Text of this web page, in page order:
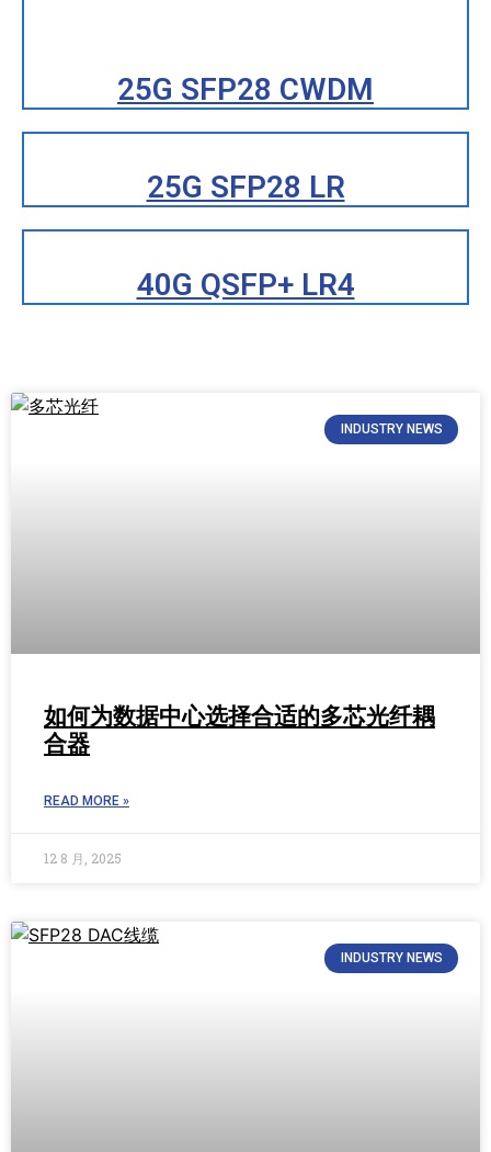
25G SFP28 CWDM
25G SFP28 LR
40G QSFP+ LR4
INDUSTRY NEWS
如何为数据中心选择合适的多芯光纤耦
合器
READ MORE »
12 8 月, 2025
INDUSTRY NEWS